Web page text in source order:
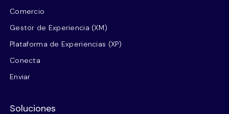
Comercio
Gestor de Experiencia (XM)
Plataforma de Experiencias (XP)
Conecta
Enviar
Soluciones